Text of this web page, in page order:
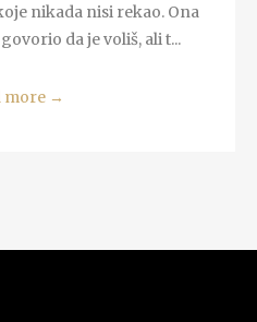
nikada nisi rekao. Ona
da je voliš, ali t...
more →